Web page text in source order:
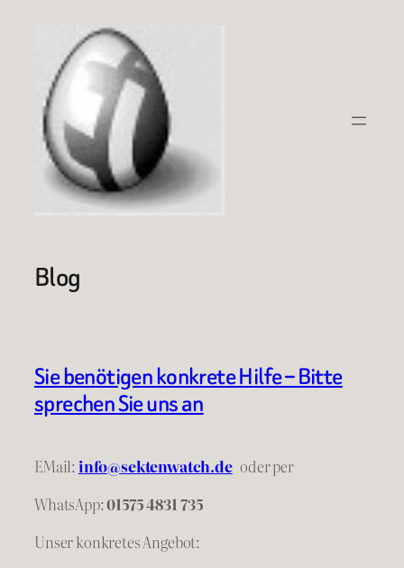
springen
Blog
Sie benötigen konkrete Hilfe – Bitte
sprechen Sie uns an
EMail:info@sektenwatch.de oderper
WhatsApp:01575 4831 735
Unser konkretes Angebot: